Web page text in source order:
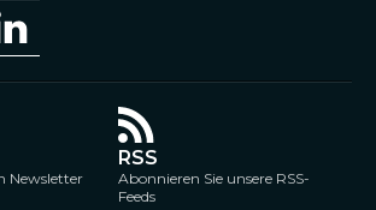
Newsletter
RSS
Abonnieren Sie unsere RSS-
Feeds